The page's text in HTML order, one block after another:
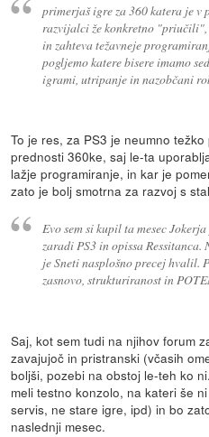
primerjaš igre za 360 katera je v
razvijalci že konkretno "priučili",
in zahteva težavneje
pogljemo katere bisere imamo
igrami, utripanje in nazobčani
To je res, za PS3 je neumno
prednosti 360ke, saj le-ta
lažje programiranje, in kar je
zato je bolj smotrna za razvoj s
Evo sem si kupil ta mesec
zaradi PS3 in opissa Ressitanca.
je Sneti nasplošno precej hvalil.
zasnovo, strukturiranost in
Saj, kot sem tudi na njihov forum
zavajujoč in pristranski (včasih
boljši, pozebi na obstoj le-teh ko
meli testno konzolo, na kateri še
servis, ne stare igre, ipd) in bo
naslednji mesec.